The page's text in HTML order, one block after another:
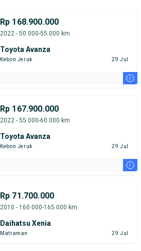
Rp 168.900.000
2022 - 50.000-55.000 km
Toyota Avanza
Kebon Jeruk 29 Jul
i
Rp 167.900.000
2022 - 55.000-60.000 km
Toyota Avanza
Kebon Jeruk 29 Jul
i
Rp 71.700.000
2010 - 160.000-165.000 km
Daihatsu Xenia
Matraman 29 Jul